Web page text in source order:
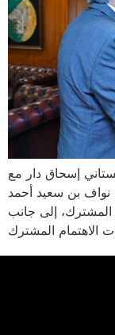
إسحاق دار مع
نواف بن سعيد أحمد
المشترك، إلى جانب
الاهتمام المشترك